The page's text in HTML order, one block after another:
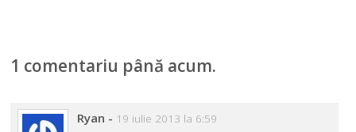
condițiile de
1 comentariu până acum.
Ryan - 19 iulie 2013 la 6:59